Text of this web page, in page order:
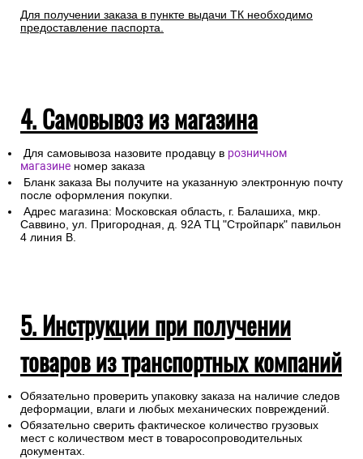
Для получении заказа в пункте выдачи ТК необходимо
предоставление паспорта.
4. Самовывоз из магазина
Для самовывоза назовите продавцу в розничном
магазине номер заказа
Бланк заказа Вы получите на указанную электронную почту
после оформления покупки.
Адрес магазина: Московская область, г. Балашиха, мкр.
Саввино, ул. Пригородная, д. 92А ТЦ "Стройпарк" павильон
4 линия В.
5. Инструкции при получении
товаров из транспортных компаний
Обязательно проверить упаковку заказа на наличие следов
деформации, влаги и любых механических повреждений.
Обязательно сверить фактическое количество грузовых
мест с количеством мест в товаросопроводительных
документах.